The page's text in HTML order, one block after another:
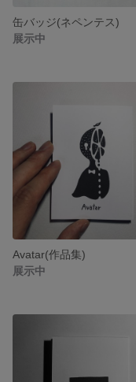
缶バッジ(ネペンテス)
展示中
Avatar(作品集)
展示中